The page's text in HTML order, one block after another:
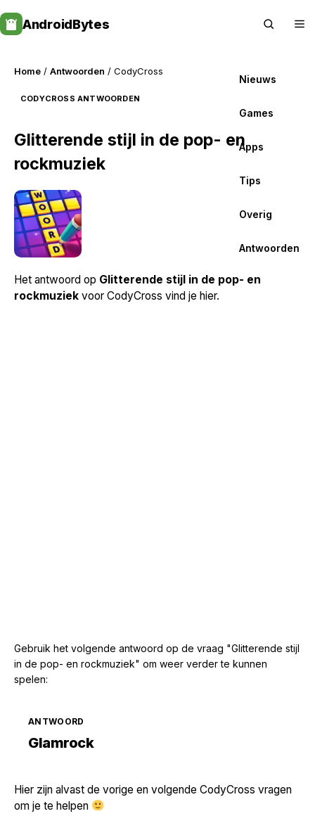
to
content
AndroidBytes
Nieuws
Games
Apps
Tips
Overig
Antwoorden
Home / Antwoorden / CodyCross
CODYCROSS ANTWOORDEN
Glitterende stijl in de pop- en
rockmuziek
Het antwoord op Glitterende stijl in de pop- en
rockmuziek voor CodyCross vind je hier.
Gebruik het volgende antwoord op de vraag "Glitterende stijl
in de pop- en rockmuziek" om weer verder te kunnen
spelen:
ANTWOORD
Glamrock
Hier zijn alvast de vorige en volgende CodyCross vragen
om je te helpen